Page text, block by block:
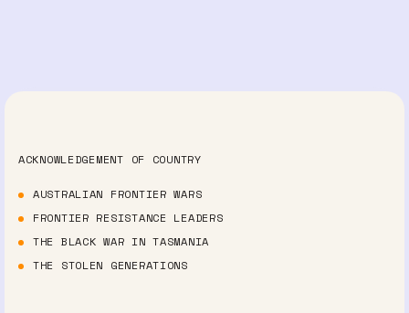
ACKNOWLEDGEMENT OF COUNTRY
AUSTRALIAN FRONTIER WARS
FRONTIER RESISTANCE LEADERS
THE BLACK WAR IN TASMANIA
THE STOLEN GENERATIONS